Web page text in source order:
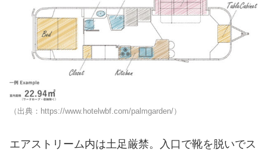
（出典：https://www.hotelwbf.com/palmgarden/）
エアストリーム内は土足厳禁。入口で靴を脱いでス